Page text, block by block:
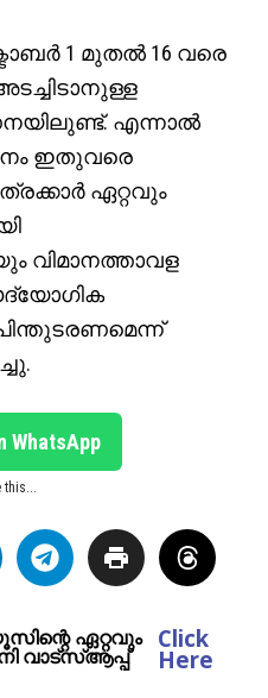
1 മുതൽ 16 വരെ
എന്നാൽ
ഇതുവരെ
ഏറ്റവും
വിമാനത്താവള
WhatsApp
ഏറ്റവും
വാട്സ്ആപ്പ്
Click
Here